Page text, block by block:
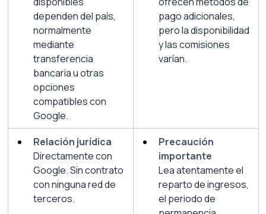
dependen del país,
normalmente
mediante
transferencia
bancaria u otras
opciones
compatibles con
Google.
pago adicionales,
pero la disponibilidad
y las comisiones
varían.
Relación jurídica
Directamente con
Google. Sin contrato
con ninguna red de
terceros.
Precaución
importante
Lea atentamente el
reparto de ingresos,
el periodo de